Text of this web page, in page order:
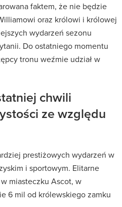
faktem, że nie będzie
oraz królowi i królowej
wydarzeń sezonu
Do ostatniego momentu
tronu weźmie udział w
chwili
ze względu
prestiżowych wydarzeń w
i sportowym. Elitarne
miasteczku Ascot, w
6 mil od królewskiego zamku